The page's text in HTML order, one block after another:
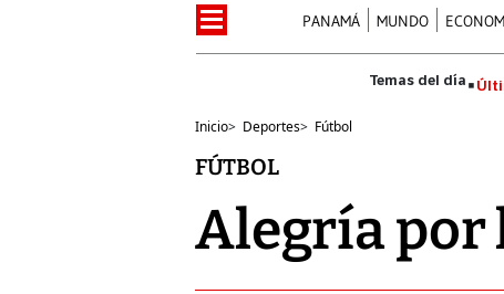
PANAMÁ MUNDO
Inicio> Deportes> Fútbol
FÚTBOL
Alegría por